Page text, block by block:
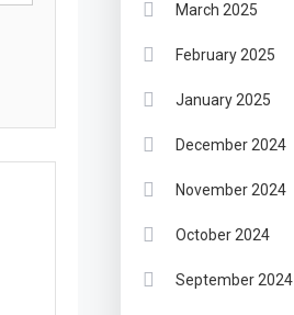
March 2025
February 2025
January 2025
December 2024
November 2024
October 2024
September 2024